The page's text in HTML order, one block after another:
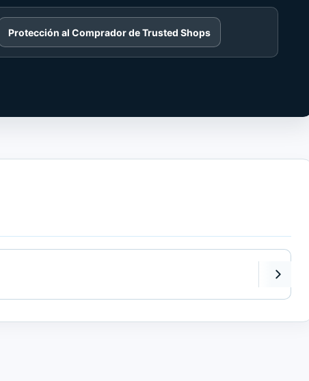
Protección al Comprador de Trusted Shops